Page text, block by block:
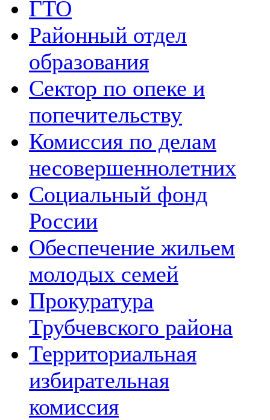
ГТО
Районный отдел
образования
Сектор по опеке и
попечительству
Комиссия по делам
несовершеннолетних
Социальный фонд
России
Обеспечение жильем
молодых семей
Прокуратура
Трубчевского района
Территориальная
избирательная
комиссия